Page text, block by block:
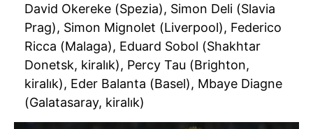
David Okereke (Spezia), Simon Deli (Slavia
Prag), Simon Mignolet (Liverpool), Federico
Ricca (Malaga), Eduard Sobol (Shakhtar
Donetsk, kiralık), Percy Tau (Brighton,
kiralık), Eder Balanta (Basel), Mbaye Diagne
(Galatasaray, kiralık)